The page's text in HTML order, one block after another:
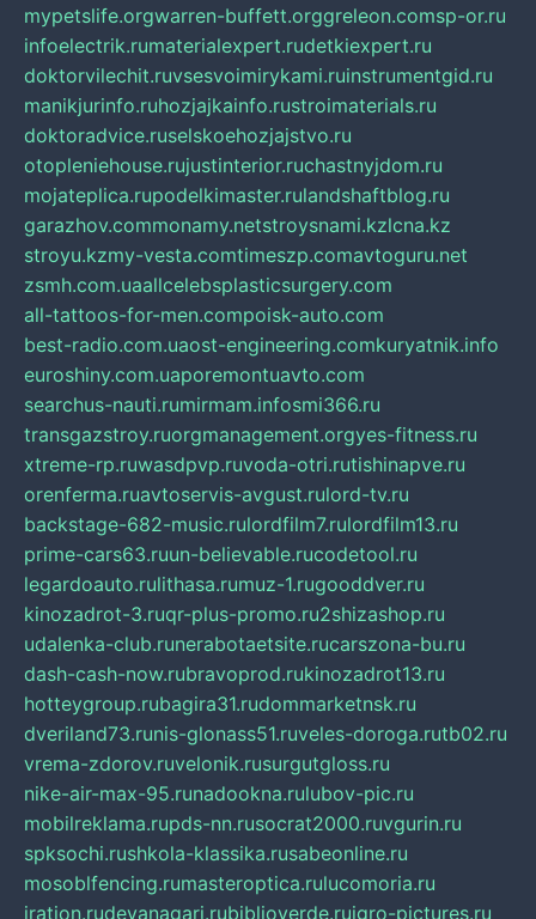
mypetslife.orgwarren-buffett.orggreleon.comsp-or.ru
infoelectrik.rumaterialexpert.rudetkiexpert.ru
doktorvilechit.ruvsesvoimirykami.ruinstrumentgid.ru
manikjurinfo.ruhozjajkainfo.rustroimaterials.ru
doktoradvice.ruselskoehozjajstvo.ru
otopleniehouse.rujustinterior.ruchastnyjdom.ru
mojateplica.rupodelkimaster.rulandshaftblog.ru
garazhov.commonamy.netstroysnami.kzlcna.kz
stroyu.kzmy-vesta.comtimeszp.comavtoguru.net
zsmh.com.uaallcelebsplasticsurgery.com
all-tattoos-for-men.compoisk-auto.com
best-radio.com.uaost-engineering.comkuryatnik.info
euroshiny.com.uaporemontuavto.com
searchus-nauti.rumirmam.infosmi366.ru
transgazstroy.ruorgmanagement.orgyes-fitness.ru
xtreme-rp.ruwasdpvp.ruvoda-otri.rutishinapve.ru
orenferma.ruavtoservis-avgust.rulord-tv.ru
backstage-682-music.rulordfilm7.rulordfilm13.ru
prime-cars63.ruun-believable.rucodetool.ru
legardoauto.rulithasa.rumuz-1.rugooddver.ru
kinozadrot-3.ruqr-plus-promo.ru2shizashop.ru
udalenka-club.runerabotaetsite.rucarszona-bu.ru
dash-cash-now.rubravoprod.rukinozadrot13.ru
hotteygroup.rubagira31.rudommarketnsk.ru
dveriland73.runis-glonass51.ruveles-doroga.rutb02.ru
vrema-zdorov.ruvelonik.rusurgutgloss.ru
nike-air-max-95.runadookna.rulubov-pic.ru
mobilreklama.rupds-nn.rusocrat2000.ruvgurin.ru
spksochi.rushkola-klassika.rusabeonline.ru
mosoblfencing.rumasteroptica.rulucomoria.ru
iration.rudevanagari.rubiblioverde.ruigro-pictures.ru